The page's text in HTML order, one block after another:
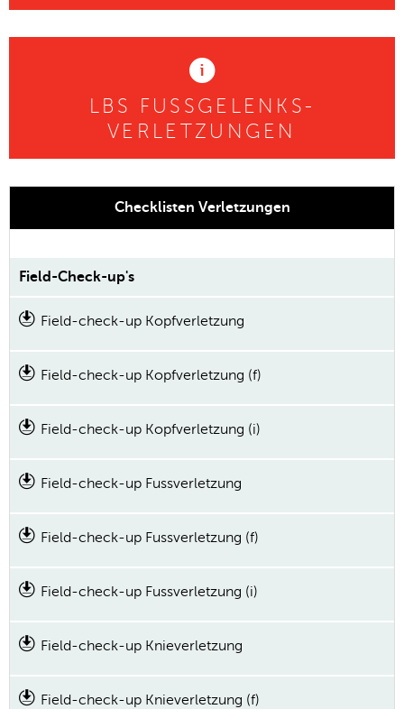
LBS FUSSGELENKS-
VERLETZUNGEN
Checklisten Verletzungen
Field-Check-up's
Field-check-up Kopfverletzung
Field-check-up Kopfverletzung (f)
Field-check-up Kopfverletzung (i)
Field-check-up Fussverletzung
Field-check-up Fussverletzung (f)
Field-check-up Fussverletzung (i)
Field-check-up Knieverletzung
Field-check-up Knieverletzung (f)